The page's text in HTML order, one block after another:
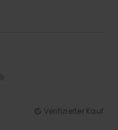
Verifizierter Kauf